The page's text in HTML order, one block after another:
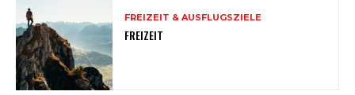
FREIZEIT & AUSFLUGSZIELE
FREIZEIT